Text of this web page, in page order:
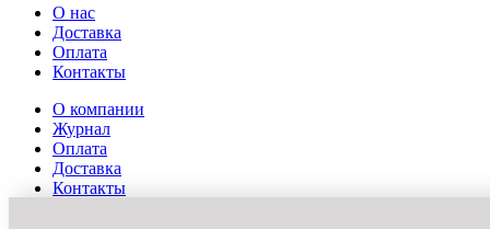
О нас
Доставка
Оплата
Контакты
О компании
Журнал
Оплата
Доставка
Контакты